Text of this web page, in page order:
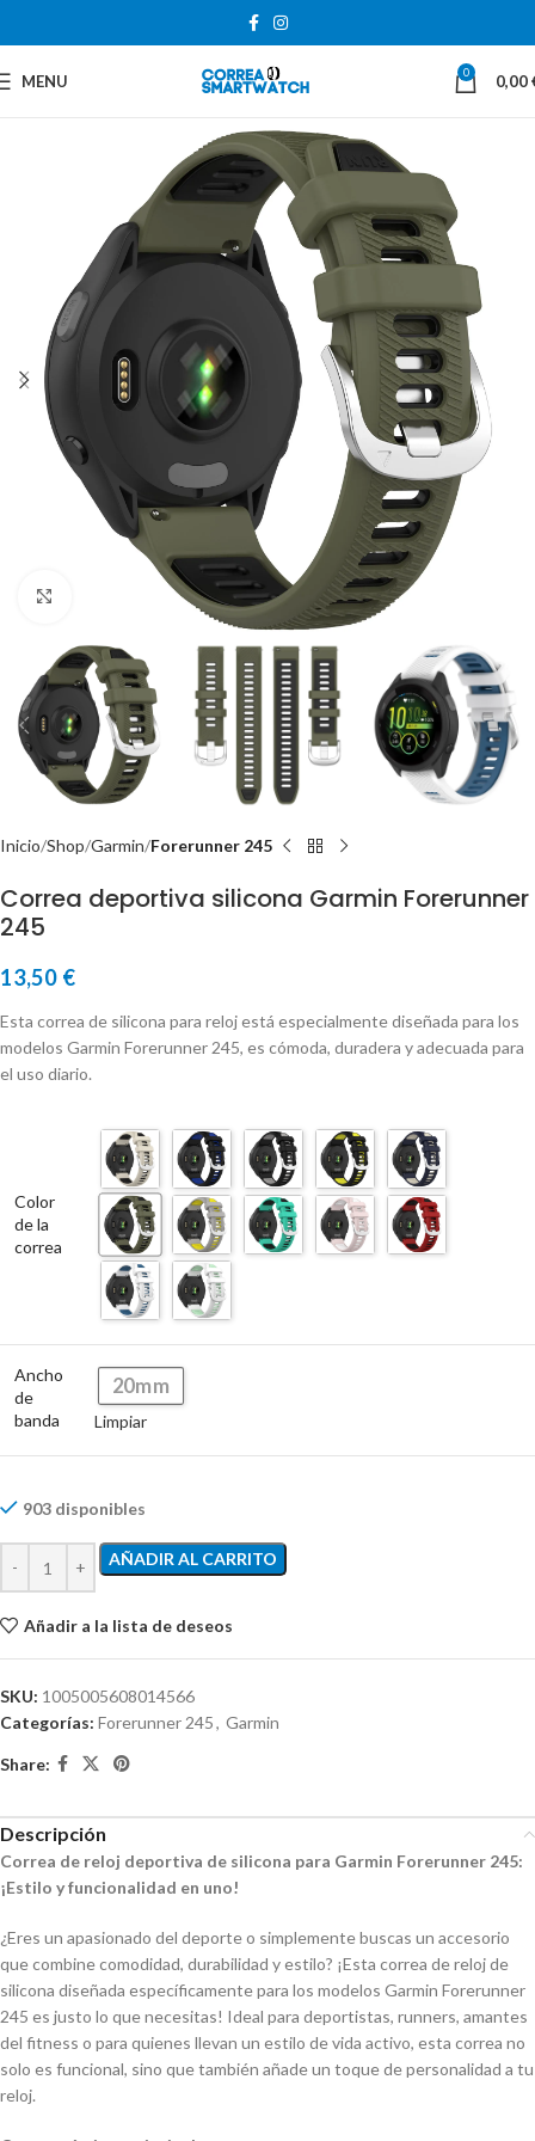
MENU 0 0,00
Click to enlarge
Inicio Shop Garmin Forerunner 245
Correa deportiva silicona Garmin Forerunner
245
13,50 €
Esta correa de silicona para reloj está especialmente diseñada para los
modelos Garmin Forerunner 245, es cómoda, duradera y adecuada para
el uso diario.
Color
de la
correa
Ancho
de
banda
20mm
Limpiar
903 disponibles
AÑADIR AL CARRITO
Añadir a la lista de deseos
SKU: 1005005608014566
Categorías: Forerunner 245, Garmin
Share:
Descripción
Correa de reloj deportiva de silicona para Garmin Forerunner 245:
¡Estilo y funcionalidad en uno!
¿Eres un apasionado del deporte o simplemente buscas un accesorio
que combine comodidad, durabilidad y estilo? ¡Esta correa de reloj de
silicona diseñada específicamente para los modelos Garmin Forerunner
245 es justo lo que necesitas! Ideal para deportistas, runners, amantes
del fitness o para quienes llevan un estilo de vida activo, esta correa no
solo es funcional, sino que también añade un toque de personalidad a tu
reloj.